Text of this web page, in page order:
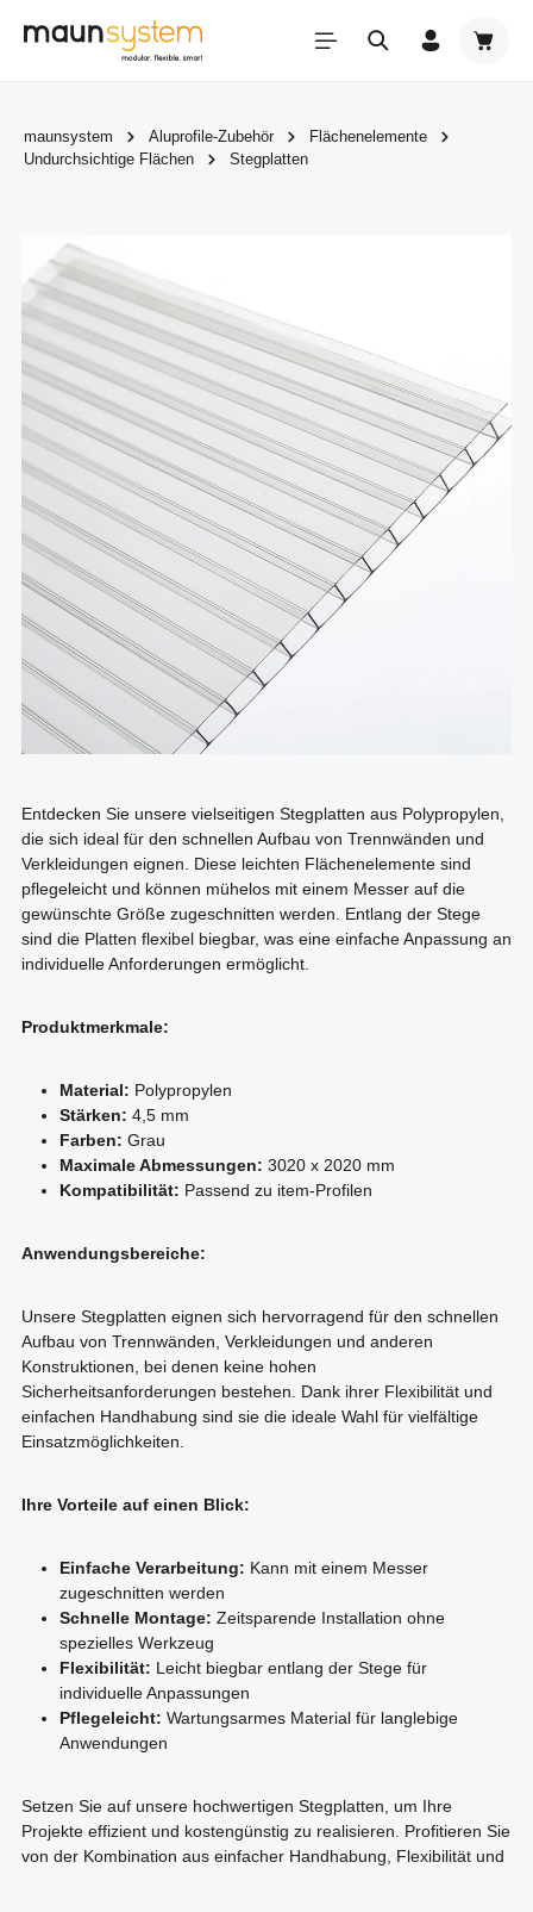
Zum Hauptinhalt springen
maunsystem Aluprofile-Zubehör
Flächenelemente
Undurchsichtige Flächen
Stegplatten
Entdecken Sie unsere vielseitigen Stegplatten aus Polypropylen,
die sich ideal für den schnellen Aufbau von Trennwänden und
Verkleidungen eignen. Diese leichten Flächenelemente sind
pflegeleicht und können mühelos mit einem Messer auf die
gewünschte Größe zugeschnitten werden. Entlang der Stege
sind die Platten flexibel biegbar, was eine einfache Anpassung an
individuelle Anforderungen ermöglicht.
Produktmerkmale:
Material: Polypropylen
Stärken: 4,5 mm
Farben: Grau
Maximale Abmessungen: 3020 x 2020 mm
Kompatibilität: Passend zu item-Profilen
Anwendungsbereiche:
Unsere Stegplatten eignen sich hervorragend für den schnellen
Aufbau von Trennwänden, Verkleidungen und anderen
Konstruktionen, bei denen keine hohen
Sicherheitsanforderungen bestehen. Dank ihrer Flexibilität und
einfachen Handhabung sind sie die ideale Wahl für vielfältige
Einsatzmöglichkeiten.
Ihre Vorteile auf einen Blick:
Einfache Verarbeitung: Kann mit einem Messer
zugeschnitten werden
Schnelle Montage: Zeitsparende Installation ohne
spezielles Werkzeug
Flexibilität: Leicht biegbar entlang der Stege für
individuelle Anpassungen
Pflegeleicht: Wartungsarmes Material für langlebige
Anwendungen
Setzen Sie auf unsere hochwertigen Stegplatten, um Ihre
Projekte effizient und kostengünstig zu realisieren. Profitieren Sie
von der Kombination aus einfacher Handhabung, Flexibilität und